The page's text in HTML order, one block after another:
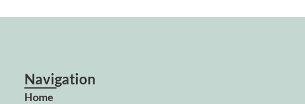
Navigation
Home